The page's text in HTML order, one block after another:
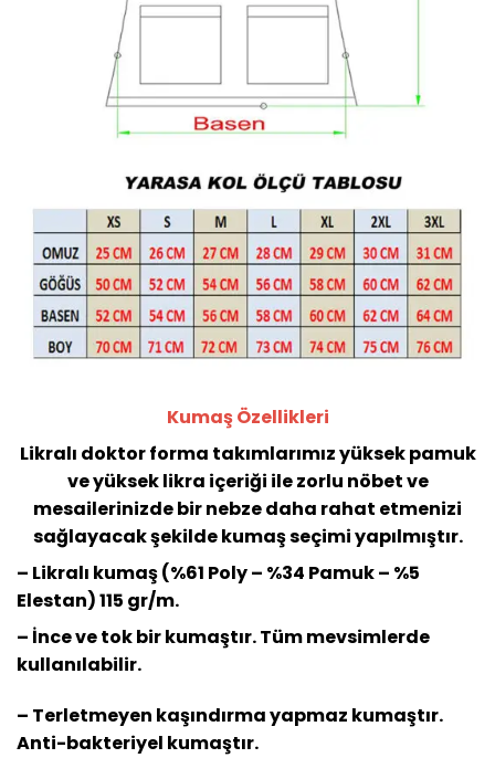
Kumaş Özellikleri
Likralı doktor forma takımlarımız yüksek pamuk
ve yüksek likra içeriği ile zorlu nöbet ve
mesailerinizde bir nebze daha rahat etmenizi
sağlayacak şekilde kumaş seçimi yapılmıştır.
– Likralı kumaş (%61 Poly – %34 Pamuk – %5
Elestan) 115 gr/m.
– İnce ve tok bir kumaştır. Tüm mevsimlerde
kullanılabilir.
– Terletmeyen kaşındırma yapmaz kumaştır.
Anti-bakteriyel kumaştır.